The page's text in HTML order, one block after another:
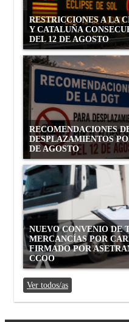
RESTRICCIONES A LA
Y CATALUÑA
DEL 12 DE AGOSTO
RECOMENDACIONES
DESPLAZAMIENTOS
DE AGOSTO
NUEVO CONVENIO DE
MERCANCÍAS POR
FIRMADO POR
CCOO
Ver todos/as